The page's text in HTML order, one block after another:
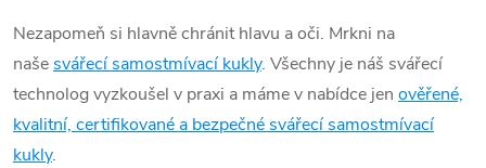
Nezapomeň si hlavně chránit hlavu a oči. Mrkni na
našesvářecí samostmívací kukly. Všechny je náš svářecí
technolog vyzkoušel v praxi a máme v nabídce jen ověřené,
kvalitní, certifikované a bezpečné svářecí samostmívací
kukly.